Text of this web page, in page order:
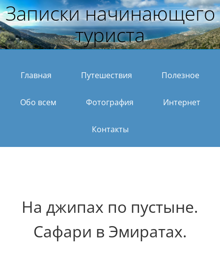
Записки начинающего
туриста
Главная Путешествия Полезное
Обо всем Фотография Интернет
Контакты
На джипах по пустыне.
Сафари в Эмиратах.